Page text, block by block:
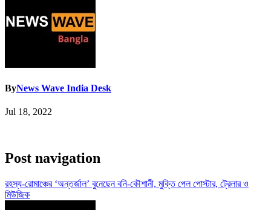
ByNews Wave India Desk
Jul 18, 2022
Post navigation
রহস্য-রোমাঞ্চের ‘অন্তর্জাল’ বুনেছেন বনি-কৌশানী, মুক্তি পেল পোস্টার, ট্রেলার ও
মিউজিক